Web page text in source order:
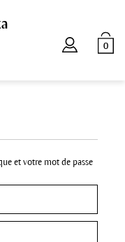
0
et votre mot de passe